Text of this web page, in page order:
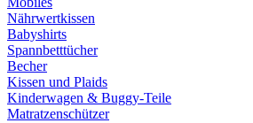
Nährwertkissen
Babyshirts
Spannbetttücher
Becher
Kissen und Plaids
Kinderwagen & Buggy-Teile
Matratzenschützer